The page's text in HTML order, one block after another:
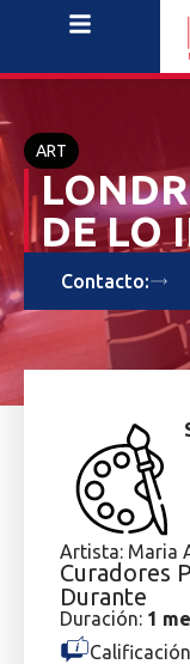
ART
DE LO
Contacto:
Artista: Maria
Curadores
Durante
Duración: 1